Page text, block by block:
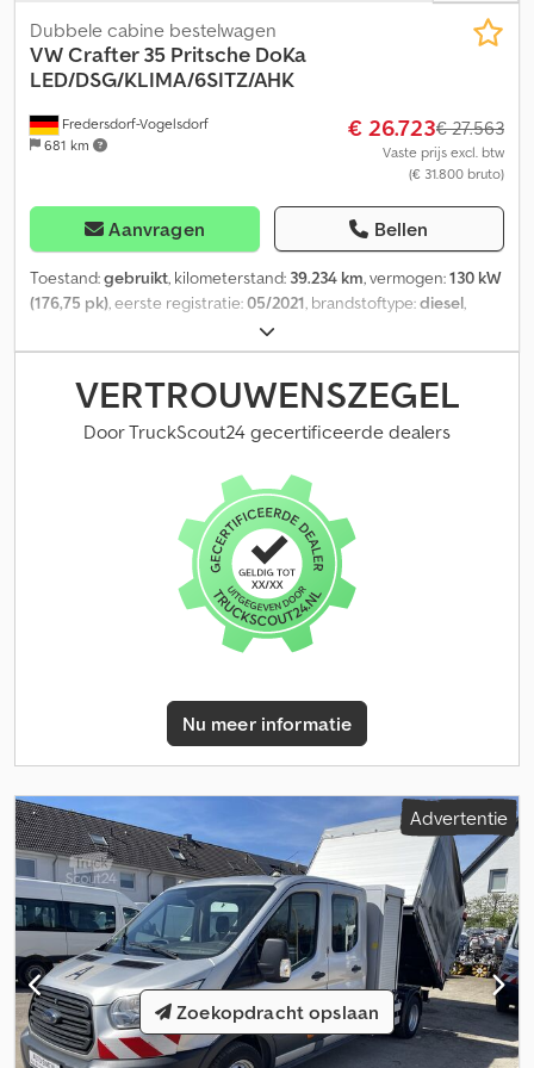
Fredersdorf-Vogelsdorf
681 km
Dubbele cabine bestelwagen
VWCrafter 35 Pritsche DoKa
LED/DSG/KLIMA/6SITZ/AHK
€ 26.723€ 27.563
Vaste prijs excl. btw
(€ 31.800 bruto)
Aanvragen Bellen
Toestand:gebruikt, kilometerstand: 39.234 km, vermogen:130 kW
(176,75 pk), eerste registratie:05/2021, brandstoftype:diesel,
, brandstof:
bestuurderscabine:overig, soort overbrenging:automatisch,
emissieklasse:geen, ophanging: overig , aantal zitplaatsen:
Uitrusting:ABS, aanhangwagenkoppeling, airbag,
airconditioning, boordcomputer, centrale vergrendeling,
immobilisatiesysteem, roetfilter
, Laadruimte handmatig
gemeten: Lengte 2,70 meter + Breedte 2,04 meter Geremde
aanhanglast trekhaak: 3.000 kilogram Speciale uitrusting:
Opbergpakket 2, Airbag bestuurder-/passagierszijde,
passagiersairbag uitschakelbaar, audiosysteem Composition
Colour (radio / SD-kaart aansluiting / USB), buitenspiegels
elektrisch verstel- en verwarmbaar, onderstel: versterkte
schokdempers en stabilisatoren voor en achter, cruise control
contourverlichting (dak), digitale radio-ontvangst (DAB+),
achterwand met raam, LED-koplampen, bekleding: robuuste
stoelhoezen, stoelen in cabine: bestuurder- en passagiersstoel
passagierszijde (20-voudig verstelbaar, massagefunctie), stoelen
in cabine: ErgoActive geveerde stoelen, bestuurderszijde (20-
voudig verstelbaar, massagefunctie), 230V aansluiting in cabine,
stopcontacten (4x 12V) in cabine. Overige uitrusting:
Buitenspiegels convex, links en rechts, LED-knipperlichten
geïntegreerd in buitenspiegels, rubber vloer in cabine,
boordgereedschap, dubbele koplampen, tweetonige claxon,
assisterend systeem: helling-assistent, remassistent (HBA),
elektrische ramen voor, 2x opklapbare radiosleutel, automatische
versnellingsbak (8-traps), handgrepen A-stijl, LED-
interieurverlichting cabine, opbouw/carrosserie: open laadbak
VERTROUWENSZEGEL
Door TruckScout24 gecertificeerde dealers
Nu meer informatie
Advertentie
Zoekopdracht opslaan